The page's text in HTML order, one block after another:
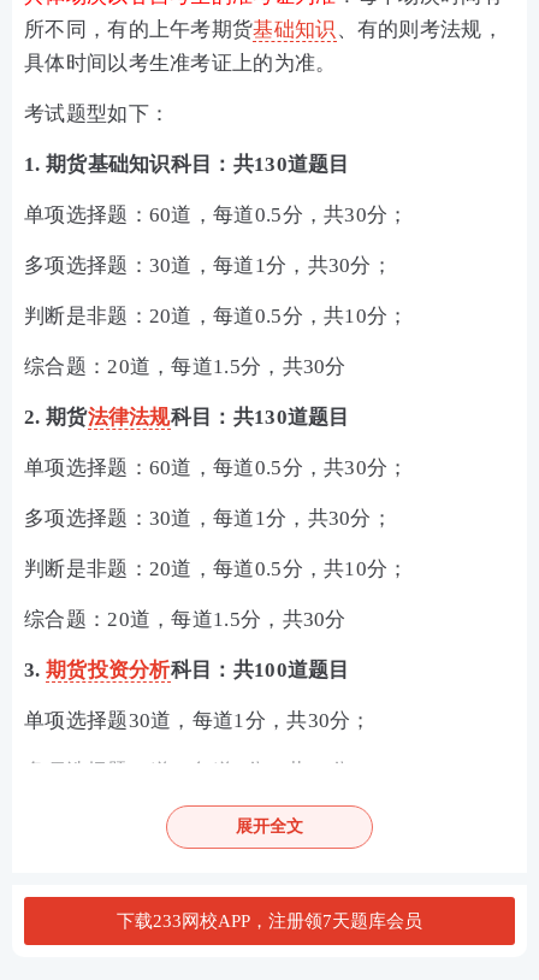
所不同，有的上午考期货基础知识 、有的则考法规，
具体时间以考生准考证上的为准。
考试题型如下：
1. 期货基础知识科目：共130道题目
单项选择题：60道，每道0.5分，共30分；
多项选择题：30道，每道1分，共30分；
判断是非题：20道，每道0.5分，共10分；
综合题：20道，每道1.5分，共30分
2. 期货法律法规科目：共130道题目
单项选择题：60道，每道0.5分，共30分；
多项选择题：30道，每道1分，共30分；
判断是非题：20道，每道0.5分，共10分；
综合题：20道，每道1.5分，共30分
3. 期货投资分析科目：共100道题目
单项选择题30道，每道1分，共30分；
多项选择题20道，每道1分，共20分；
判断是非题20道，每道1分，共20分；
二、期货考后真题关注
展开全文
下载233网校APP，注册领7天题库会员